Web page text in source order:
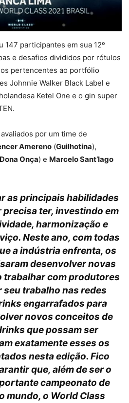
147 participantes em sua 12º
e desafios divididos por rótulos
pertencentes ao portfólio
Johnnie Walker Black Label e
Ketel One e o gin super
por um time de
Amereno (Guilhotina),
Onça) e Marcelo Sant’Iago
as principais habilidades
ter, investindo em
harmonização e
Neste ano, com todas
a indústria enfrenta, os
desenvolver novas
trabalhar com produtores
trabalho nas redes
engarrafados para
novos conceitos de
que possam ser
exatamente esses os
nesta edição. Fico
que, além de ser o
campeonato de
mundo, o World Class